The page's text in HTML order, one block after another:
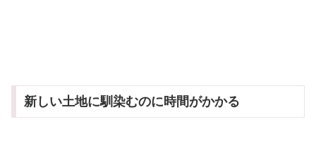
新しい土地に馴染むのに時間がかかる